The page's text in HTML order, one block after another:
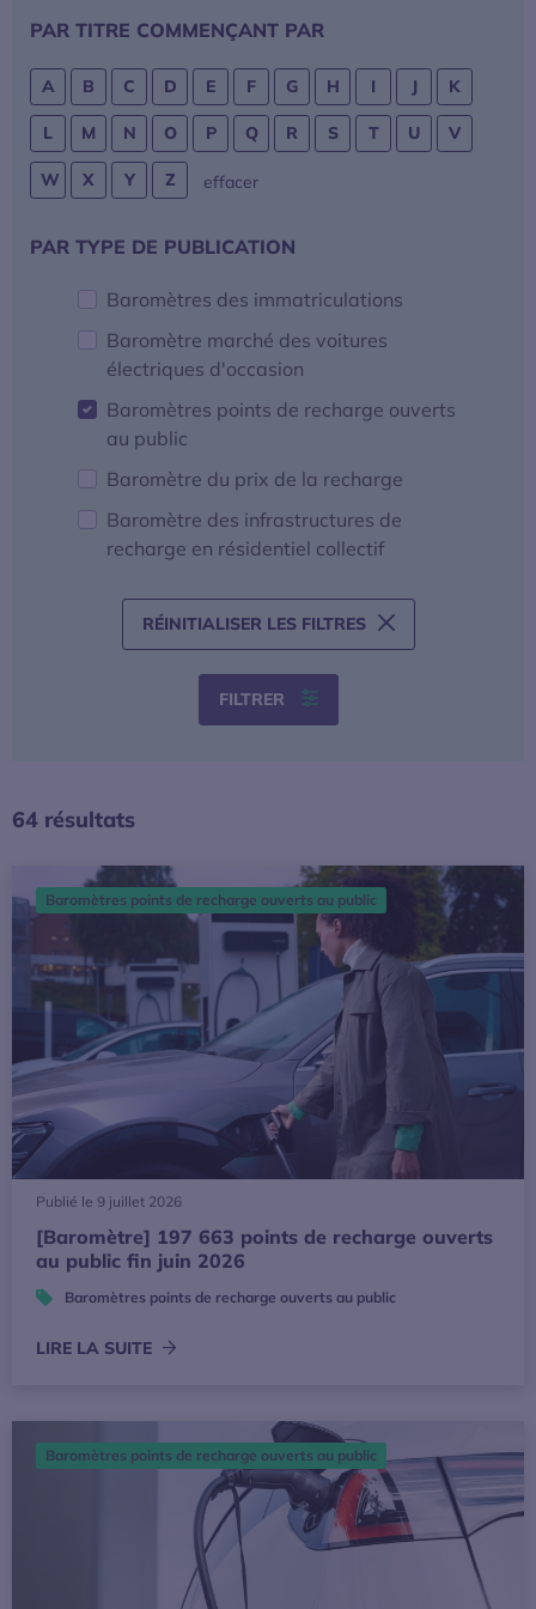
La mobilité électrique
Actualités
Baromètres
FILTRER
PAR TITRE COMMENÇANT PAR
A B C D E F G H I J K
L M N O P Q R S T U V
W X Y Z effacerla sélection
FILTRER
PAR TYPE DE PUBLICATION
Baromètres des immatriculations
Baromètre marché des voitures
électriques d'occasion
Baromètres points de recharge ouverts
au public
Baromètre du prix de la recharge
Baromètre des infrastructures de
recharge en résidentiel collectif
RÉINITIALISER LES FILTRES
FILTRER
64 résultats
[Baromètre] 197 663 points de recharge ouverts au
Baromètres points de recharge ouverts au public
Publié le 9 juillet 2026
[Baromètre] 197 663 points de recharge ouverts
au public fin juin 2026
Baromètres points de recharge ouverts au public
LIRE LA SUITE
[Baromètre] 195 356 points de recharge ouverts au
Baromètres points de recharge ouverts au public